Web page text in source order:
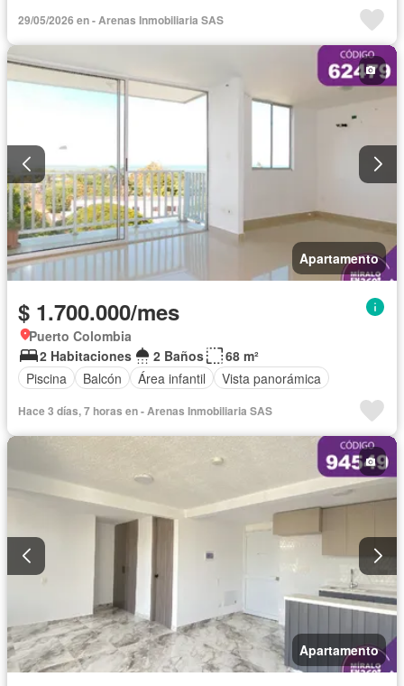
29/05/2026 en - Arenas Inmobiliaria SAS
Apartamento
$ 1.700.000/mes
Puerto Colombia
2 Habitaciones
2 Baños
68 m²
Piscina
Balcón Área infantil Vista panorámica
Hace 3 días, 7 horas en - Arenas Inmobiliaria SAS
Apartamento